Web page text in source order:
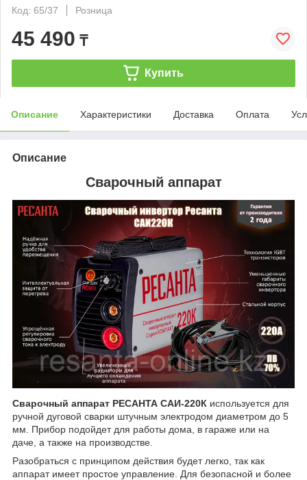
Код: 65/37
Розница
45 490 ₸
Купить
Описание Характеристики Доставка Оплата
Описание
Сварочный аппарат
Сварочный аппарат РЕСАНТА САИ-220К используется для
ручной дуговой сварки штучным электродом диаметром до 5
мм. Прибор подойдет для работы дома, в гараже или на
даче, а также на производстве.
Разобраться с принципом действия будет легко, так как
аппарат имеет простое управление. Для безопасной и более